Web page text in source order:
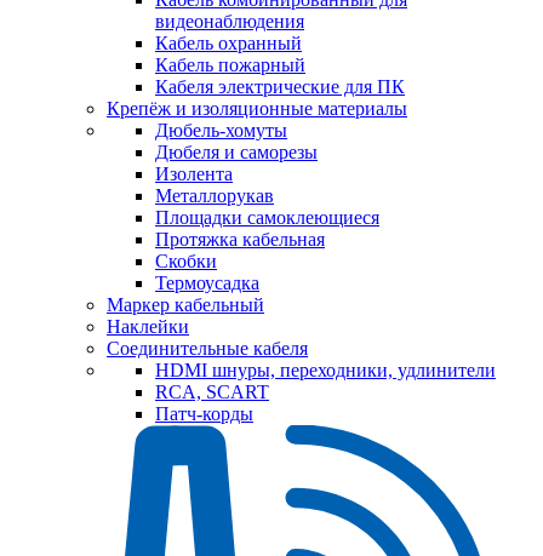
видеонаблюдения
Кабель охранный
Кабель пожарный
Кабеля электрические для ПК
Крепёж и изоляционные материалы
Дюбель-хомуты
Дюбеля и саморезы
Изолента
Металлорукав
Площадки самоклеющиеся
Протяжка кабельная
Скобки
Термоусадка
Маркер кабельный
Наклейки
Соединительные кабеля
HDMI шнуры, переходники, удлинители
RCA, SCART
Патч-корды